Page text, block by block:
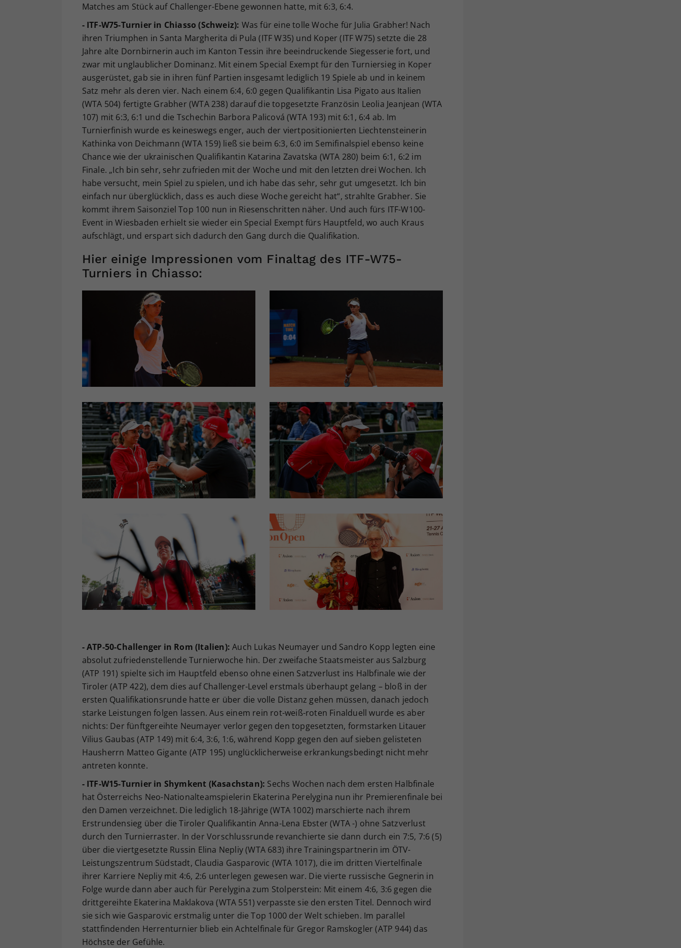
Matches am Stück auf Challenger-Ebene gewonnen hatte, mit 6:3, 6:4.
- ITF-W75-Turnier in Chiasso (Schweiz): Was für eine tolle Woche für Julia Grabher! Nach
ihren Triumphen in Santa Margherita di Pula (ITF W35) und Koper (ITF W75) setzte die 28
Jahre alte Dornbirnerin auch im Kanton Tessin ihre beeindruckende Siegesserie fort, und
zwar mit unglaublicher Dominanz. Mit einem Special Exempt für den Turniersieg in Koper
ausgerüstet, gab sie in ihren fünf Partien insgesamt lediglich 19 Spiele ab und in keinem
Satz mehr als deren vier. Nach einem 6:4, 6:0 gegen Qualifikantin Lisa Pigato aus Italien
(WTA 504) fertigte Grabher (WTA 238) darauf die topgesetzte Französin Leolia Jeanjean (WTA
107) mit 6:3, 6:1 und die Tschechin Barbora Palicová (WTA 193) mit 6:1, 6:4 ab. Im
Turnierfinish wurde es keineswegs enger, auch der viertpositionierten Liechtensteinerin
Kathinka von Deichmann (WTA 159) ließ sie beim 6:3, 6:0 im Semifinalspiel ebenso keine
Chance wie der ukrainischen Qualifikantin Katarina Zavatska (WTA 280) beim 6:1, 6:2 im
Finale. „Ich bin sehr, sehr zufrieden mit der Woche und mit den letzten drei Wochen. Ich
habe versucht, mein Spiel zu spielen, und ich habe das sehr, sehr gut umgesetzt. Ich bin
einfach nur überglücklich, dass es auch diese Woche gereicht hat“, strahlte Grabher. Sie
kommt ihrem Saisonziel Top 100 nun in Riesenschritten näher. Und auch fürs ITF-W100-
Event in Wiesbaden erhielt sie wieder ein Special Exempt fürs Hauptfeld, wo auch Kraus
aufschlägt, und erspart sich dadurch den Gang durch die Qualifikation.
Hier einige Impressionen vom Finaltag des ITF-W75-
Turniers in Chiasso:
- ATP-50-Challenger in Rom (Italien): Auch Lukas Neumayer und Sandro Kopp legten eine
absolut zufriedenstellende Turnierwoche hin. Der zweifache Staatsmeister aus Salzburg
(ATP 191) spielte sich im Hauptfeld ebenso ohne einen Satzverlust ins Halbfinale wie der
Tiroler (ATP 422), dem dies auf Challenger-Level erstmals überhaupt gelang – bloß in der
ersten Qualifikationsrunde hatte er über die volle Distanz gehen müssen, danach jedoch
starke Leistungen folgen lassen. Aus einem rein rot-weiß-roten Finalduell wurde es aber
nichts: Der fünftgereihte Neumayer verlor gegen den topgesetzten, formstarken Litauer
Vilius Gaubas (ATP 149) mit 6:4, 3:6, 1:6, während Kopp gegen den auf sieben gelisteten
Hausherrn Matteo Gigante (ATP 195) unglücklicherweise erkrankungsbedingt nicht mehr
antreten konnte.
- ITF-W15-Turnier in Shymkent (Kasachstan): Sechs Wochen nach dem ersten Halbfinale
hat Österreichs Neo-Nationalteamspielerin Ekaterina Perelygina nun ihr Premierenfinale bei
den Damen verzeichnet. Die lediglich 18-Jährige (WTA 1002) marschierte nach ihrem
Erstrundensieg über die Tiroler Qualifikantin Anna-Lena Ebster (WTA -) ohne Satzverlust
durch den Turnierraster. In der Vorschlussrunde revanchierte sie dann durch ein 7:5, 7:6 (5)
über die viertgesetzte Russin Elina Nepliy (WTA 683) ihre Trainingspartnerin im ÖTV-
Leistungszentrum Südstadt, Claudia Gasparovic (WTA 1017), die im dritten Viertelfinale
ihrer Karriere Nepliy mit 4:6, 2:6 unterlegen gewesen war. Die vierte russische Gegnerin in
Folge wurde dann aber auch für Perelygina zum Stolperstein: Mit einem 4:6, 3:6 gegen die
drittgereihte Ekaterina Maklakova (WTA 551) verpasste sie den ersten Titel. Dennoch wird
sie sich wie Gasparovic erstmalig unter die Top 1000 der Welt schieben. Im parallel
stattfindenden Herrenturnier blieb ein Achtelfinale für Gregor Ramskogler (ATP 944) das
Höchste der Gefühle.